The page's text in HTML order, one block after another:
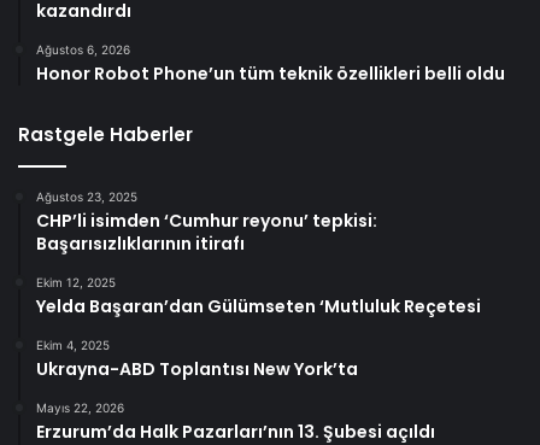
kazandırdı
Ağustos 6, 2026
Honor Robot Phone’un tüm teknik özellikleri belli oldu
Rastgele Haberler
Ağustos 23, 2025
CHP’li isimden ‘Cumhur reyonu’ tepkisi:
Başarısızlıklarının itirafı
Ekim 12, 2025
Yelda Başaran’dan Gülümseten ‘Mutluluk Reçetesi
Ekim 4, 2025
Ukrayna-ABD Toplantısı New York’ta
Mayıs 22, 2026
Erzurum’da Halk Pazarları’nın 13. Şubesi açıldı